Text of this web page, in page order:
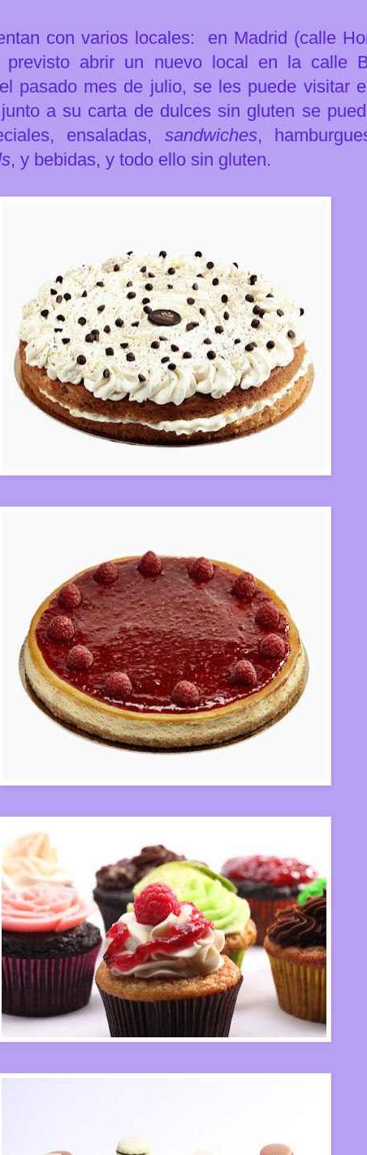
con varios locales: en Madrid (calle
previsto abrir un nuevo local en la calle
pasado mes de julio, se les puede visitar
a su carta de dulces sin gluten se
ensaladas, sandwiches,
, y bebidas, y todo ello sin gluten.